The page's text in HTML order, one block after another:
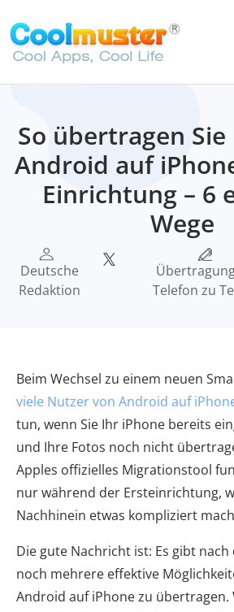
So übertragen Sie
Android auf
Einrichtung – 6
Wege
Deutsche
Redaktion
Telefon zu
Beim Wechsel zu einem neuen
viele Nutzer von Android auf
tun, wenn Sie Ihr iPhone bereits
und Ihre Fotos noch nicht
Apples offizielles Migrationstool
nur während der Ersteinrichtung,
Nachhinein etwas kompliziert
Die gute Nachricht ist: Es gibt
noch mehrere effektive
Android auf iPhone zu übertragen.